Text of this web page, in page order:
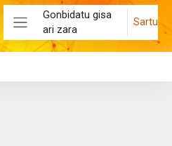
Alboko panela
Gonbidatu gisa
ari zara
Sartu